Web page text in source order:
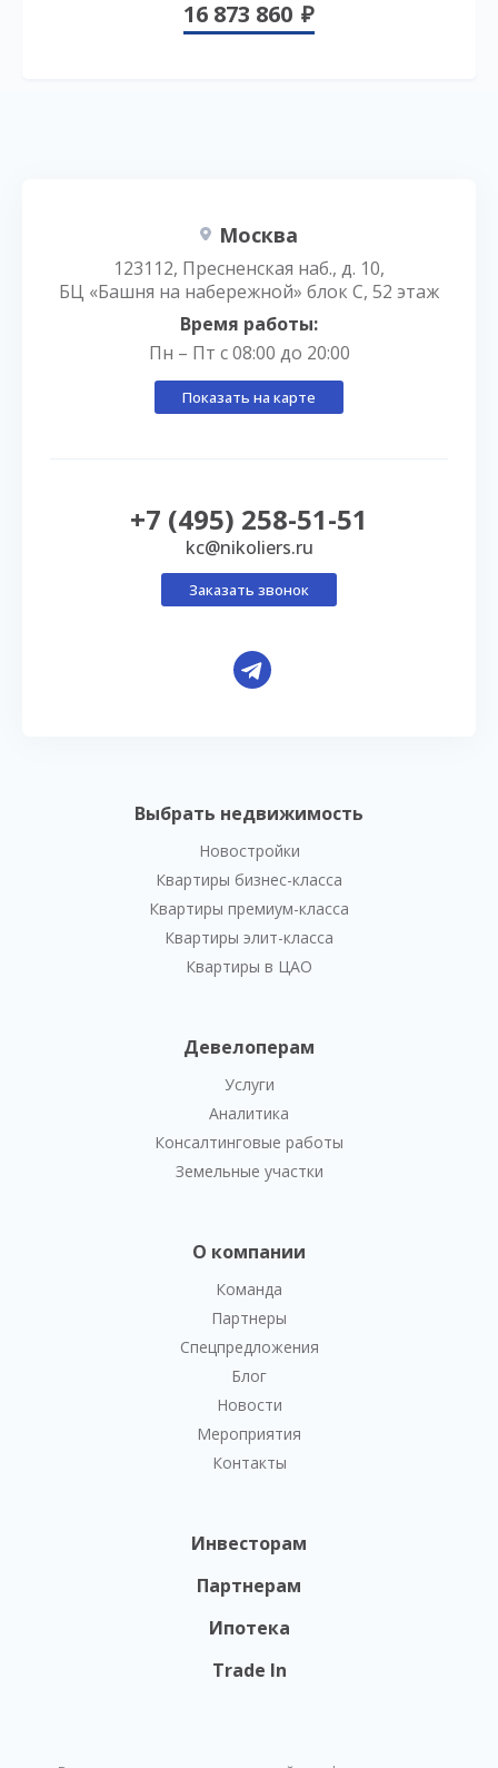
16 873 860
Выбрать недвижимость
Новостройки
Квартиры бизнес-класса
Квартиры премиум-класса
Квартиры элит-класса
Квартиры в ЦАО
Девелоперам
Услуги
Аналитика
Консалтинговые работы
Земельные участки
О компании
Команда
Партнеры
Спецпредложения
Блог
Новости
Мероприятия
Контакты
Инвесторам
Партнерам
Ипотека
Trade In
Москва
123112, Пресненская наб., д. 10,
БЦ «Башня на набережной» блок С, 52 этаж
Время работы:
Пн – Пт с 08:00 до 20:00
Показать на карте
+7 (495) 258-51-51
kc@nikoliers.ru
Заказать звонок